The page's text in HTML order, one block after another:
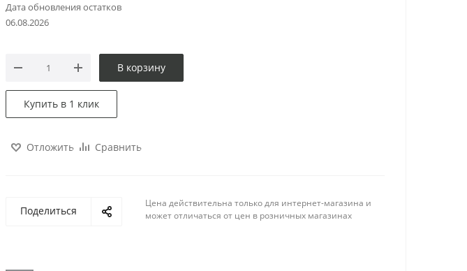
Дата обновления остатков
06.08.2026
В корзину
Купить в 1 клик
Отложить Сравнить
Поделиться
Цена действительна только для интернет-магазина и
может отличаться от цен в розничных магазинах